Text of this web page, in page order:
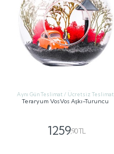
Aynı Gün Teslimat / Ücretsiz Teslimat
Teraryum VosVos Aşkı-Turuncu
1259,90 TL